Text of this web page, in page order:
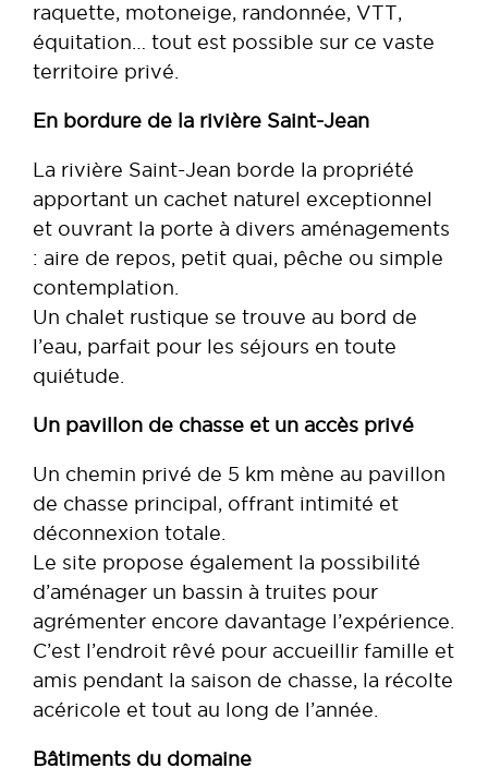
raquette, motoneige, randonnée, VTT,
équitation… tout est possible sur ce vaste
territoire privé.
En bordure de la rivière Saint-Jean
La rivière Saint-Jean borde la propriété
apportant un cachet naturel exceptionnel
et ouvrant la porte à divers aménagements
: aire de repos, petit quai, pêche ou simple
contemplation.
Un chalet rustique se trouve au bord de
l’eau, parfait pour les séjours en toute
quiétude.
Un pavillon de chasse et un accès privé
Un chemin privé de 5 km mène au pavillon
de chasse principal, offrant intimité et
déconnexion totale.
Le site propose également la possibilité
d’aménager un bassin à truites pour
agrémenter encore davantage l’expérience.
C’est l’endroit rêvé pour accueillir famille et
amis pendant la saison de chasse, la récolte
acéricole et tout au long de l’année.
Bâtiments du domaine